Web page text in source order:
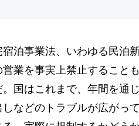
泊事業法、いわゆる民泊
業を事実上禁止すること
国はこれまで、年間を通
などのトラブルが広がっ